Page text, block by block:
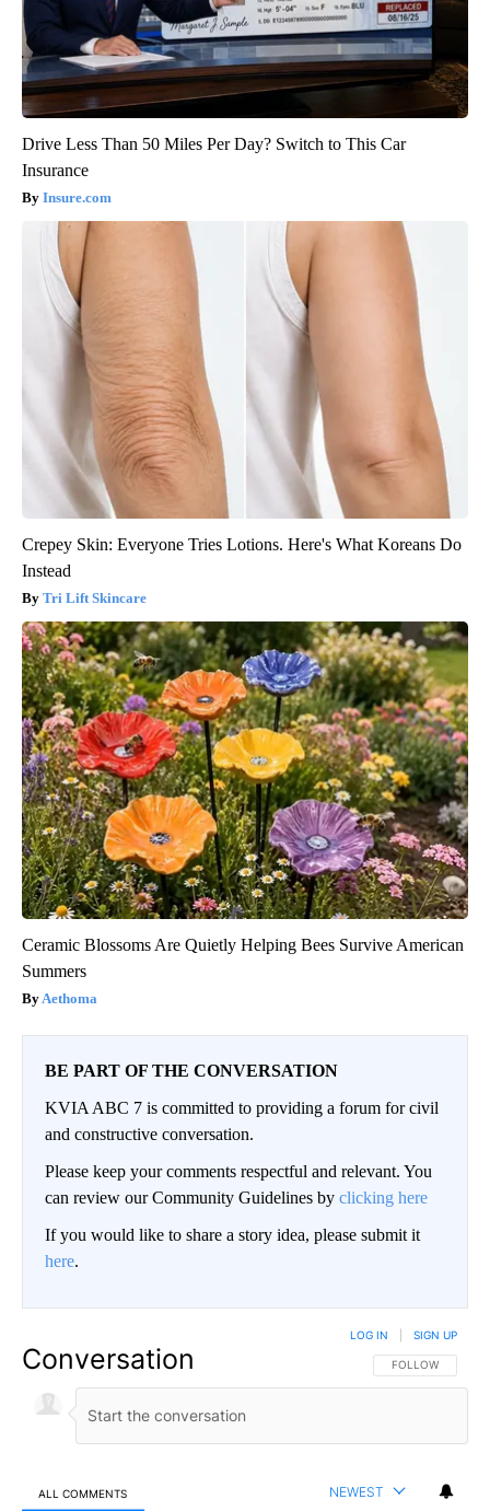
Drive Less Than 50 Miles Per Day? Switch to This Car
Insurance
Insure.com
Crepey Skin: Everyone Tries Lotions. Here's What Koreans Do
Instead
Tri Lift Skincare
Ceramic Blossoms Are Quietly Helping Bees Survive American
Summers
Aethoma
BE PART OF THE CONVERSATION
KVIA ABC 7 is committed to providing a forum for civil
and constructive conversation.
Please keep your comments respectful and relevant. You
can review our Community Guidelines by clicking here
If you would like to share a story idea, please submit it
here.
Conversation FOLLOW THIS
FOLLOW
LOG IN SIGN UP
ALL COMMENTS NEWEST